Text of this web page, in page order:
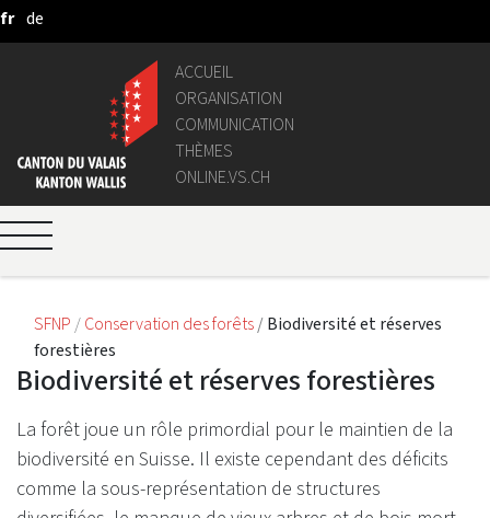
Saut au contenu principal
fr de
ACCUEIL
ORGANISATION
COMMUNICATION
THÈMES
ONLINE.VS.CH
SFNP Conservation des forêts
Biodiversité et réserves
forestières
Biodiversité et réserves forestières
La forêt joue un rôle primordial pour le maintien de la
biodiversité en Suisse. Il existe cependant des déficits
comme la sous-représentation de structures